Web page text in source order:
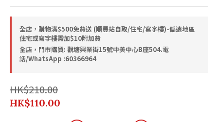
全店，購物滿$500免費送 (順豐站自取/住宅/寫字樓)-偏遠地區
住宅或寫字樓需加$10附加費
全店，門市購買: 觀塘興業街15號中美中心B座504.電
話/WhatsApp :60366964
HK$210.00
HK$110.00